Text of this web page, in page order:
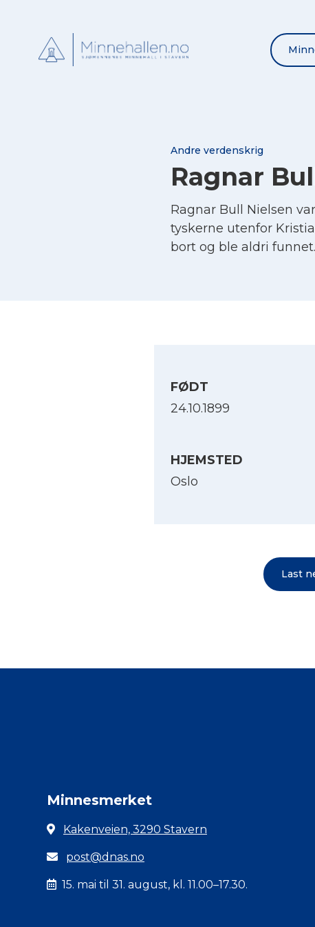
Andre verdenskrig
Ragnar
Ragnar Bull Nielsen
tyskerne utenfor
bort og ble aldri funnet.
FØDT
24.10.1899
HJEMSTED
Oslo
Last
Minnesmerket
Kakenveien, 3290 Stavern
post@dnas.no
15. mai til 31. august, kl. 11.00–17.30.